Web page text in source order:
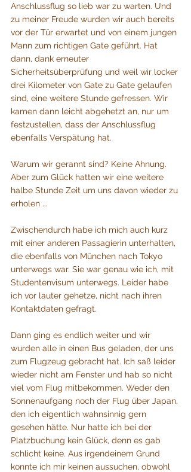
Anschlussflug so lieb war zu warten. Und
zu meiner Freude wurden wir auch bereits
vor der Tür erwartet und von einem jungen
Mann zum richtigen Gate geführt. Hat
dann, dank erneuter
Sicherheitsüberprüfung und weil wir locker
drei Kilometer von Gate zu Gate gelaufen
sind, eine weitere Stunde gefressen. Wir
kamen dann leicht abgehetzt an, nur um
festzustellen, dass der Anschlussflug
ebenfalls Verspätung hat.
Warum wir gerannt sind? Keine Ahnung.
Aber zum Glück hatten wir eine weitere
halbe Stunde Zeit um uns davon wieder zu
erholen ...
Zwischendurch habe ich mich auch kurz
mit einer anderen Passagierin unterhalten,
die ebenfalls von München nach Tokyo
unterwegs war. Sie war genau wie ich, mit
Studentenvisum unterwegs. Leider habe
ich vor lauter gehetze, nicht nach ihren
Kontaktdaten gefragt.
Dann ging es endlich weiter und wir
wurden alle in einen Bus geladen, der uns
zum Flugzeug gebracht hat. Ich saß leider
wieder nicht am Fenster und hab so nicht
viel vom Flug mitbekommen. Weder den
Sonnenaufgang noch der Flug über Japan,
den ich eigentlich wahnsinnig gern
gesehen hätte. Nur hatte ich bei der
Platzbuchung kein Glück, denn es gab
schlicht keine. Aus irgendeinem Grund
konnte ich mir keinen aussuchen, obwohl